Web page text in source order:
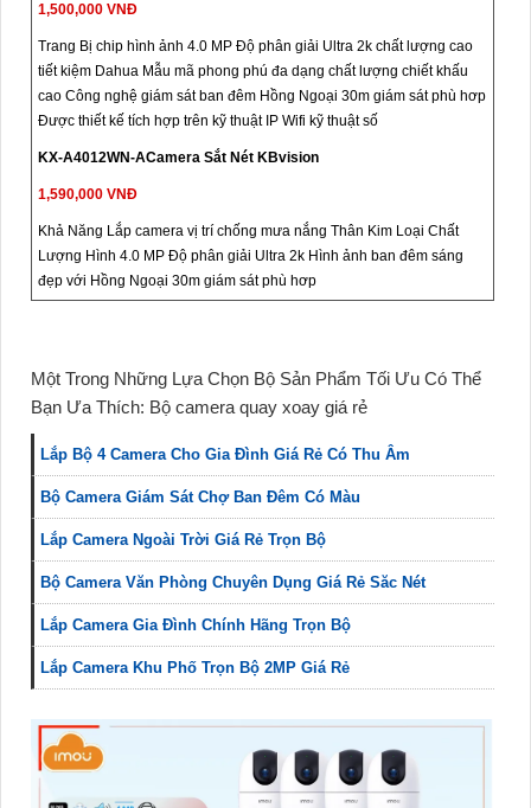
1,500,000 VNĐ
Trang Bị chip hình ảnh 4.0 MP Độ phân giải Ultra 2k chất lượng cao
tiết kiệm Dahua Mẫu mã phong phú đa dạng chất lượng chiết khấu
cao Công nghệ giám sát ban đêm Hồng Ngoại 30m giám sát phù hơp
Được thiết kế tích hợp trên kỹ thuật IP Wifi kỹ thuật số
KX-A4012WN-ACamera Sắt Nét KBvision
1,590,000 VNĐ
Khả Năng Lắp camera vị trí chống mưa nắng Thân Kim Loại Chất
Lượng Hình 4.0 MP Độ phân giải Ultra 2k Hình ảnh ban đêm sáng
đẹp với Hồng Ngoại 30m giám sát phù hơp
Một Trong Những Lựa Chọn Bộ Sản Phẩm Tối Ưu Có Thể
Bạn Ưa Thích: Bộ camera quay xoay giá rẻ
Lắp Bộ 4 Camera Cho Gia Đình Giá Rẻ Có Thu Âm
Bộ Camera Giám Sát Chợ Ban Đêm Có Màu
Lắp Camera Ngoài Trời Giá Rẻ Trọn Bộ
Bộ Camera Văn Phòng Chuyên Dụng Giá Rẻ Săc Nét
Lắp Camera Gia Đình Chính Hãng Trọn Bộ
Lắp Camera Khu Phố Trọn Bộ 2MP Giá Rẻ